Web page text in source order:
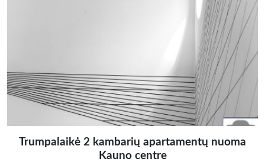
Trumpalaikė 2 kambarių apartamentų nuoma
Kauno centre